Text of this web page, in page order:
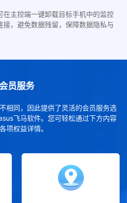
在主控端一键卸载目标手机中的监控
，避免数据残留，保障数据隐私与
员服务
相同，因此提供了灵活的会员服务选
飞马软件。您可轻松通过下方内容
项权益详情。